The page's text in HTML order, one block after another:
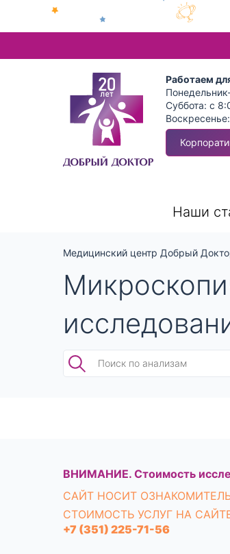
Работаем
Суббота: с
Наши
Медицинский центр Добрый
ВНИМАНИЕ. Стоимость
CАЙТ НОСИТ
СТОИМОСТЬ УСЛУГ НА
+7 (351) 225-71-56